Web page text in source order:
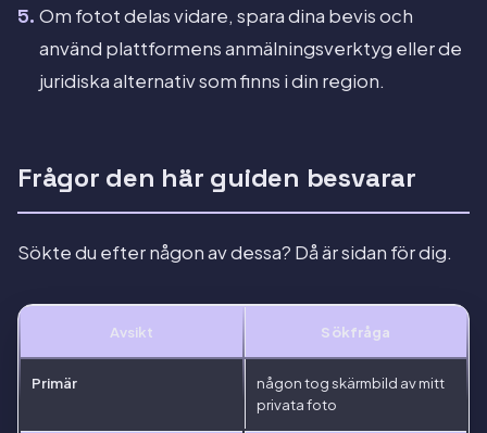
Om fotot delas vidare, spara dina bevis och
använd plattformens anmälningsverktyg eller de
juridiska alternativ som finns i din region.
Frågor den här guiden besvarar
Sökte du efter någon av dessa? Då är sidan för dig.
Avsikt Sökfråga
Primär
någon tog skärmbild av mitt
privata foto